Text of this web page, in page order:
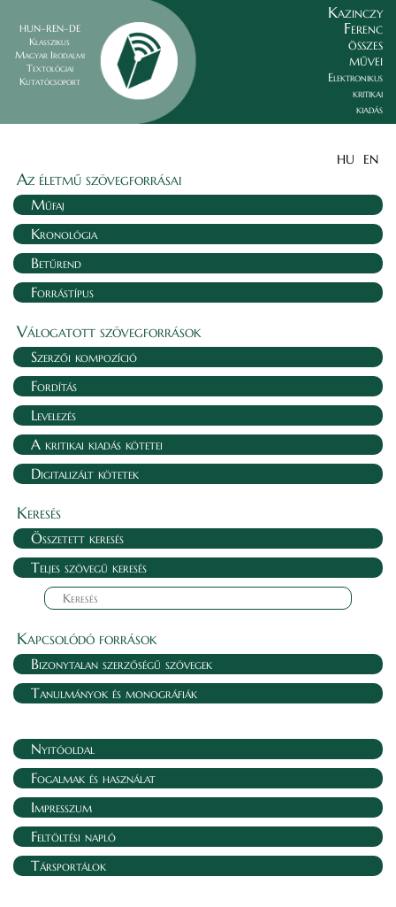
HUN–REN–DE
Klasszikus
Magyar Irodalmi
Textológiai
Kutatócsoport
Kazinczy
Ferenc
összes
művei
Elektronikus
kritikai
kiadás
HU EN
Az életmű szövegforrásai
Műfaj
Kronológia
Betűrend
Forrástípus
Válogatott szövegforrások
Szerzői kompozíció
Fordítás
Levelezés
A kritikai kiadás kötetei
Digitalizált kötetek
Keresés
Összetett keresés
Teljes szövegű keresés
Kapcsolódó források
Bizonytalan szerzőségű szövegek
Tanulmányok és monográfiák
Nyitóoldal
Fogalmak és használat
Impresszum
Feltöltési napló
Társportálok